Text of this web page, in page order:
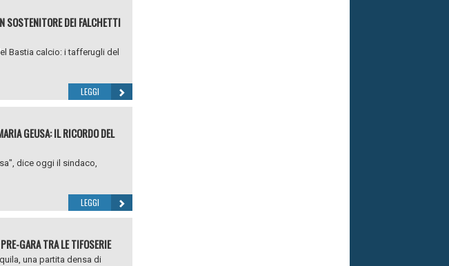
SOSTENITORE DEI FALCHETTI
Bastia calcio: i tafferugli del
LEGGI
GEUSA: IL RICORDO DEL
dice oggi il sindaco,
LEGGI
GARA TRA LE TIFOSERIE
una partita densa di